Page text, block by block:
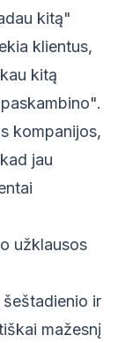
kitą"
klientus,
kitą
kompanijos,
jau
užklausos
ir
mažesnį